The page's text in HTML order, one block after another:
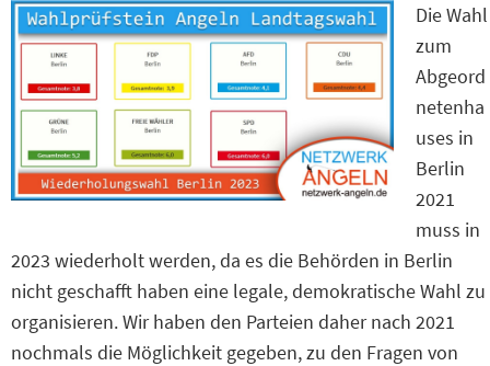
Die Wahl
zum
Abgeord
netenha
uses in
Berlin
2021
muss in
2023 wiederholt werden, da es die Behörden in Berlin
nicht geschafft haben eine legale, demokratische Wahl zu
organisieren. Wir haben den Parteien daher nach 2021
nochmals die Möglichkeit gegeben, zu den Fragen von